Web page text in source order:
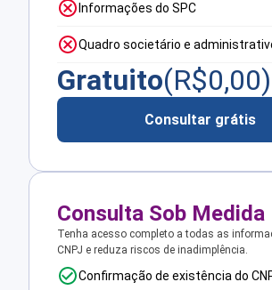
Informações do SPC
Quadro societário e
Gratuito(R$0,00)
Consultar grátis
Consulta Sob Medida
Tenha acesso completo a todas as
CNPJ e reduza riscos de inadimplência.
Confirmação de existência do